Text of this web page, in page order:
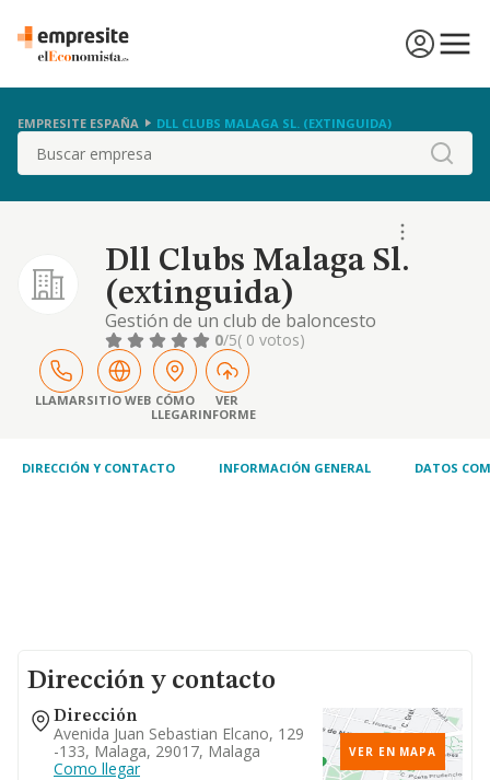
EMPRESITE ESPAÑA DLL CLUBS MALAGA SL. (EXTINGUIDA)
Buscar
Dll Clubs Malaga Sl.
(extinguida)
Gestión de un club de baloncesto
0/5( 0 votos)
LLAMARSITIO WEB CÓMO
LLEGAR
VER
INFORME
DIRECCIÓN Y CONTACTO INFORMACIÓN GENERAL DATOS
Dirección y contacto
Dirección
Avenida Juan Sebastian Elcano, 129
-133, Malaga, 29017, Malaga
Como llegar
VER EN MAPA